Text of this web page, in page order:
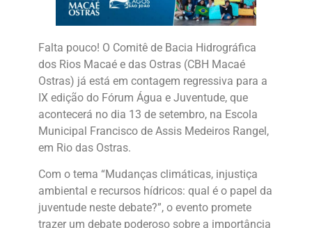
Falta pouco! O Comitê de Bacia Hidrográfica
dos Rios Macaé e das Ostras (CBH Macaé
Ostras) já está em contagem regressiva para a
IX edição do Fórum Água e Juventude, que
acontecerá no dia 13 de setembro, na Escola
Municipal Francisco de Assis Medeiros Rangel,
em Rio das Ostras.
Com o tema “Mudanças climáticas, injustiça
ambiental e recursos hídricos: qual é o papel da
juventude neste debate?”, o evento promete
trazer um debate poderoso sobre a importância